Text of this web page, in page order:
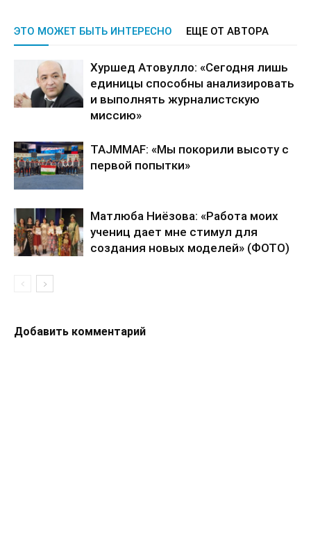
ЭТО МОЖЕТ БЫТЬ ИНТЕРЕСНО ЕЩЕ ОТ АВТОРА
Хуршед Атовулло: «Сегодня лишь
единицы способны анализировать
и выполнять журналистскую
миссию»
TAJMMAF: «Мы покорили высоту с
первой попытки»
Матлюба Ниёзова: «Работа моих
учениц дает мне стимул для
создания новых моделей» (ФОТО)
Добавить комментарий